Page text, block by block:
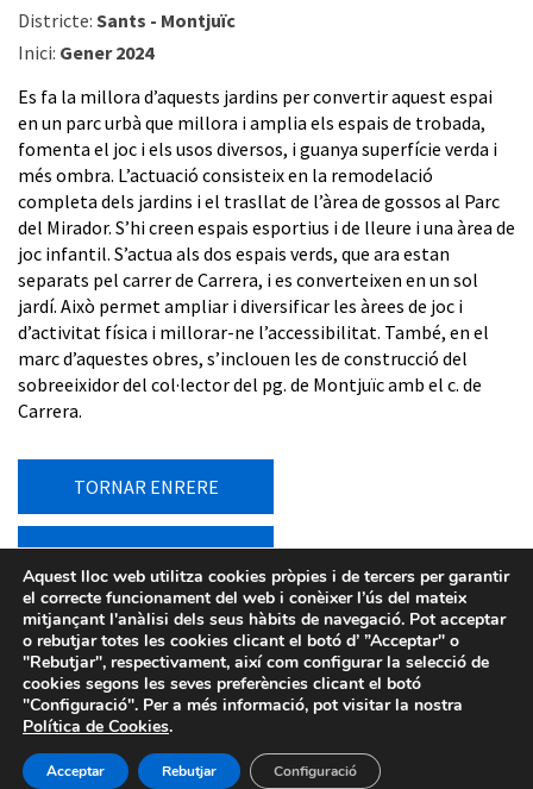
Districte: Sants - Montjuïc
Inici: Gener 2024
Es fa la millora d’aquests jardins per convertir aquest espai
en un parc urbà que millora i amplia els espais de trobada,
fomenta el joc i els usos diversos, i guanya superfície verda i
més ombra. L’actuació consisteix en la remodelació
completa dels jardins i el trasllat de l’àrea de gossos al Parc
del Mirador. S’hi creen espais esportius i de lleure i una àrea de
joc infantil. S’actua als dos espais verds, que ara estan
separats pel carrer de Carrera, i es converteixen en un sol
jardí. Això permet ampliar i diversificar les àrees de joc i
d’activitat física i millorar-ne l’accessibilitat. També, en el
marc d’aquestes obres, s’inclouen les de construcció del
sobreeixidor del col·lector del pg. de Montjuïc amb el c. de
Carrera.
TORNAR ENRERE
TORNAR AL LLISTAT
Avís legal-Política de privacitat
Sistema intern d’informació- Barcelona d'Infraestructures
Aquest lloc web utilitza cookies pròpies i de tercers per garantir
el correcte funcionament del web i conèixer l’ús del mateix
mitjançant l'anàlisi dels seus hàbits de navegació. Pot acceptar
o rebutjar totes les cookies clicant el botó d’ ”Acceptar" o
"Rebutjar", respectivament, així com configurar la selecció de
cookies segons les seves preferències clicant el botó
"Configuració". Per a més informació, pot visitar la nostra
Política de Cookies.
Acceptar Rebutjar Configuració